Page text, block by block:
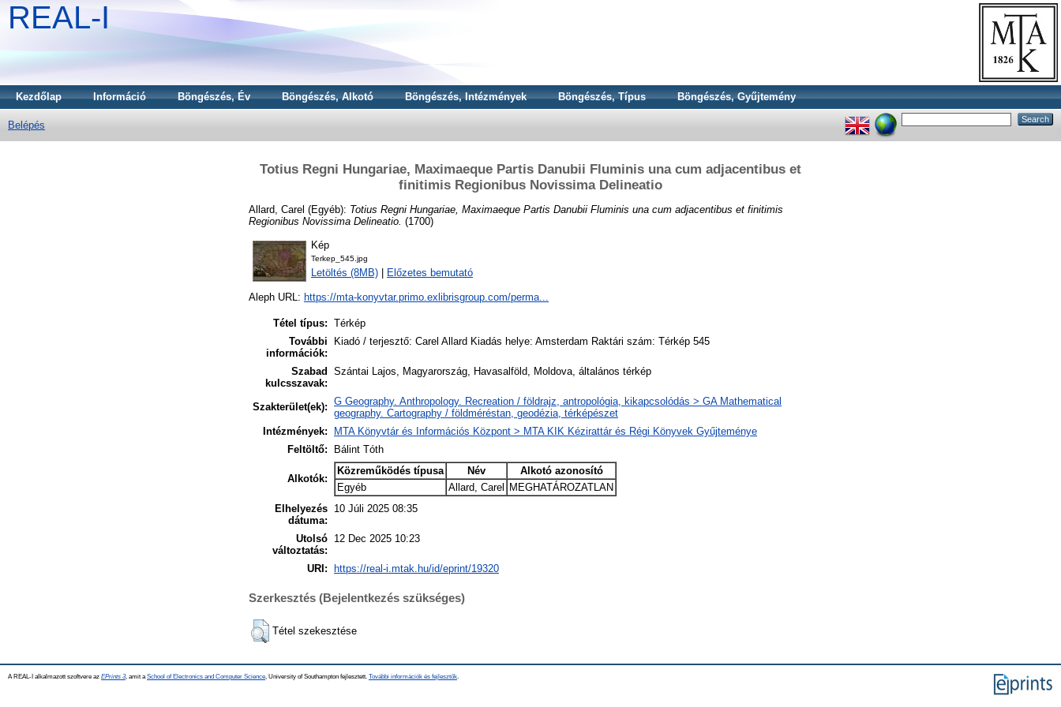
REAL-I
Kezdőlap Információ Böngészés, Év Böngészés, Alkotó Böngészés, Intézmények Böngészés, Típus Böngészés, Gyűjtemény
Belépés
Totius Regni Hungariae, Maximaeque Partis Danubii Fluminis una cum adjacentibus et
finitimis Regionibus Novissima Delineatio
Allard, Carel (Egyéb): Totius Regni Hungariae, Maximaeque Partis Danubii Fluminis una cum adjacentibus et finitimis
Regionibus Novissima Delineatio. (1700)
Kép
Terkep_545.jpg
Letöltés (8MB) Előzetes bemutató
Aleph URL: https://mta-konyvtar.primo.exlibrisgroup.com/perma...
Tétel típus: Térkép
További
információk:
Kiadó / terjesztő: Carel Allard Kiadás helye: Amsterdam Raktári szám: Térkép 545
Szabad
kulcsszavak:
Szántai Lajos, Magyarország, Havasalföld, Moldova, általános térkép
Szakterület(ek): G Geography. Anthropology. Recreation / földrajz, antropológia, kikapcsolódás > GA Mathematical
geography. Cartography / földméréstan, geodézia, térképészet
Intézmények:
MTA Könyvtár és Információs Központ > MTA KIK Kézirattár és Régi Könyvek Gyűjteménye
Feltöltő:
Bálint Tóth
Alkotók:
Közreműködés típusa Név
Alkotó azonosító
Egyéb
Allard, Carel
MEGHATÁROZATLAN
Elhelyezés
dátuma:
10 Júli 2025 08:35
Utolsó
változtatás:
12 Dec 2025 10:23
URI: https://real-i.mtak.hu/id/eprint/19320
Szerkesztés (Bejelentkezés szükséges)
Tétel szekesztése
A REAL-I alkalmazott szoftvere az EPrints 3, amit a School of Electronics and Computer Science , University of Southampton fejlesztett. További információk és fejlesztők